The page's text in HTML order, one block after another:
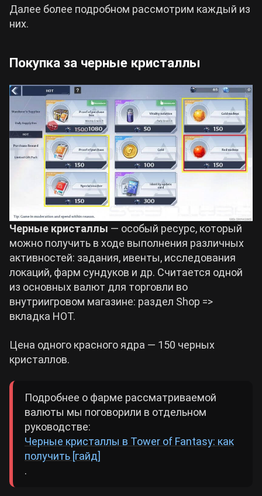
Далее более подробном рассмотрим каждый из
них.
Покупка за черные кристаллы
Черные кристаллы — особый ресурс, который
можно получить в ходе выполнения различных
активностей: задания, ивенты, исследования
локаций, фарм сундуков и др. Считается одной
из основных валют для торговли во
внутриигровом магазине: раздел Shop =>
вкладка HOT.
Цена одного красного ядра — 150 черных
кристаллов.
Подробнее о фарме рассматриваемой
валюты мы поговорили в отдельном
руководстве:
Черные кристаллы в Tower of Fantasy: как
получить [гайд]
.